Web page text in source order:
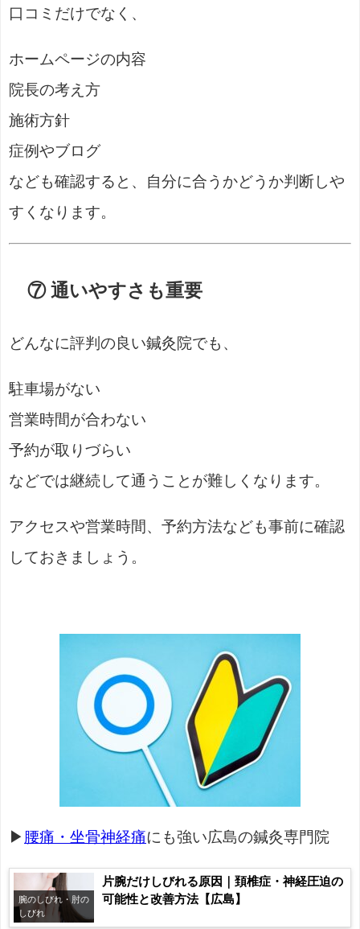
口コミだけでなく、
ホームページの内容
院長の考え方
施術方針
症例やブログ
なども確認すると、自分に合うかどうか判断しや
すくなります。
⑦ 通いやすさも重要
どんなに評判の良い鍼灸院でも、
駐車場がない
営業時間が合わない
予約が取りづらい
などでは継続して通うことが難しくなります。
アクセスや営業時間、予約方法なども事前に確認
しておきましょう。
▶ 腰痛・坐骨神経痛にも強い広島の鍼灸専門院
腕のしびれ・肘の
しびれ
片腕だけしびれる原因｜頚椎症・神経圧迫の
可能性と改善方法【広島】